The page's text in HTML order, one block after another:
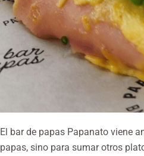
El bar de papas Papanato viene
papas, sino para sumar otros